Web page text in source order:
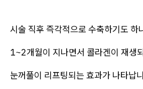
시술 직후 즉각적으로 수축하기도 하
1~2개월이 지나면서 콜라겐이 재생
눈꺼풀이 리프팅되는 효과가 나타납